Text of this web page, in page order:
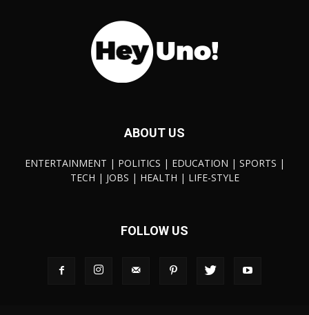
ABOUT US
ENTERTAINMENT | POLITICS | EDUCATION | SPORTS |
TECH | JOBS | HEALTH | LIFE-STYLE
FOLLOW US